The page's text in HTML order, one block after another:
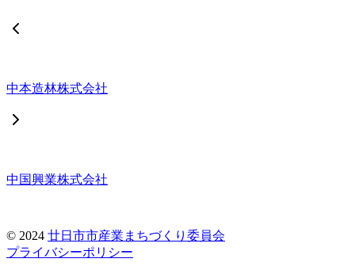
中本造林株式会社
中国興業株式会社
© 2024 廿日市市産業まちづくり委員会
プライバシーポリシー